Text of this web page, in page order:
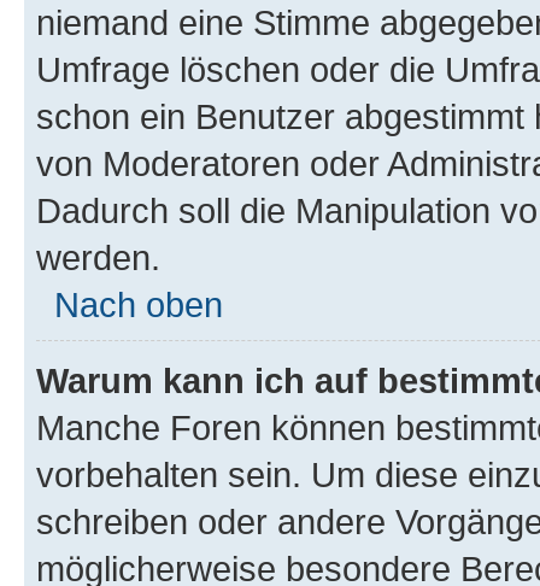
niemand eine Stimme
Umfrage löschen oder die
schon ein Benutzer
von Moderatoren oder
Dadurch soll die Manipulation
werden.
Nach oben
Warum kann ich auf
Manche Foren können
vorbehalten sein. Um diese
schreiben oder andere
möglicherweise besondere